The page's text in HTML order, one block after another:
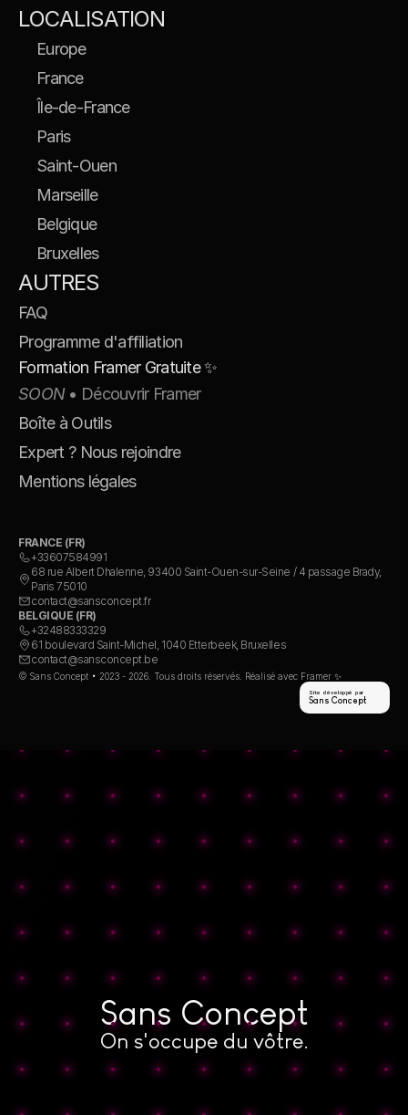
LOCALISATION
Europe
France
Île-de-France
Paris
Saint-Ouen
Marseille
Belgique
Bruxelles
AUTRES
FAQ
Programme d'affiliation
Formation Framer Gratuite ✨
SOON • Découvrir Framer
Boîte à Outils
Expert ? Nous rejoindre
Mentions légales
FRANCE (FR)
+33607584991
68 rue Albert Dhalenne, 93400 Saint-Ouen-sur-Seine / 4 passage Brady,
Paris 75010
contact@sansconcept.fr
BELGIQUE (FR)
+32488333329
61 boulevard Saint-Michel, 1040 Etterbeek, Bruxelles
contact@sansconcept.be
© Sans Concept • 2023 - 2026. Tous droits réservés. Réalisé avec Framer ✨
Site développé par
Sans Concept
On s'occupe du vôtre.
Sans Concept